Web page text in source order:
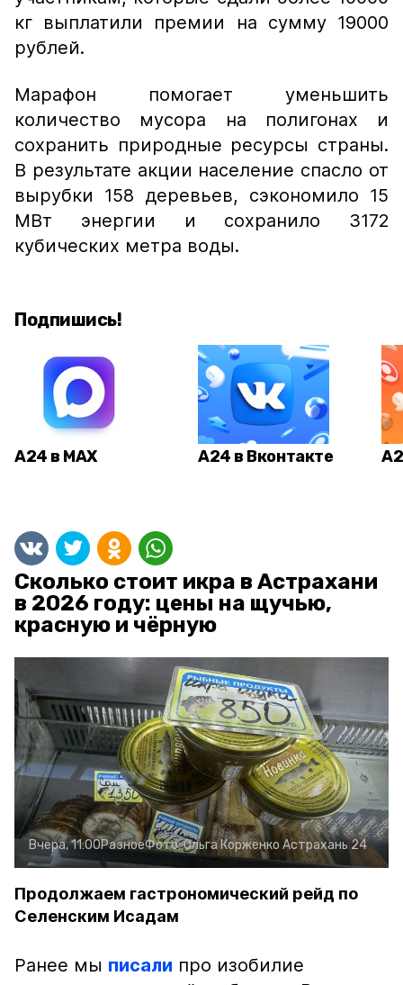
кг выплатили премии на сумму 19000
рублей.
Марафон помогает уменьшить
количество мусора на полигонах и
сохранить природные ресурсы страны.
В результате акции население спасло от
вырубки 158 деревьев, сэкономило 15
МВт энергии и сохранило 3172
кубических метра воды.
Подпишись!
А24 в MAX А24 в Вконтакте
Сколько стоит икра в Астрахани
в 2026 году: цены на щучью,
красную и чёрную
Вчера, 11:00РазноеФото:Ольга Корженко Астрахань 24
Продолжаем гастрономический рейд по
Селенским Исадам
Ранее мы писали про изобилие